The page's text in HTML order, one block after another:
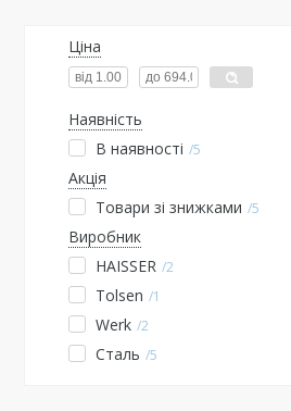
Ціна
Наявність
В наявності 5
Акція
Товари зі знижками 5
Виробник
HAISSER 2
Tolsen 1
Werk 2
Сталь 5